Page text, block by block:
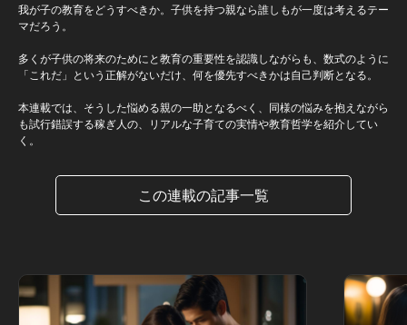
我が子の教育をどうすべきか。子供を持つ親なら誰しもが一度は考えるテー
マだろう。
多くが子供の将来のためにと教育の重要性を認識しながらも、数式のように
「これだ」という正解がないだけ、何を優先すべきかは自己判断となる。
本連載では、そうした悩める親の一助となるべく、同様の悩みを抱えながら
も試行錯誤する稼ぎ人の、リアルな子育ての実情や教育哲学を紹介してい
く。
この連載の記事一覧